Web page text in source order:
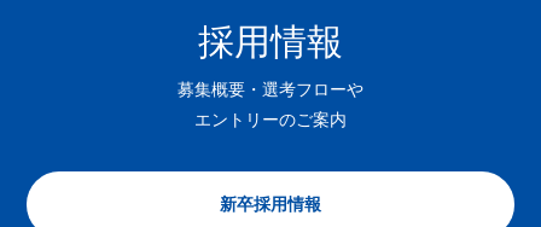
採用情報
募集概要・選考フローや
エントリーのご案内
新卒採用情報